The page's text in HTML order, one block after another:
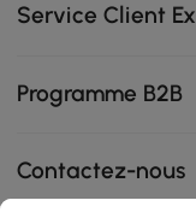
Service Client
Programme B2B
Contactez-nous